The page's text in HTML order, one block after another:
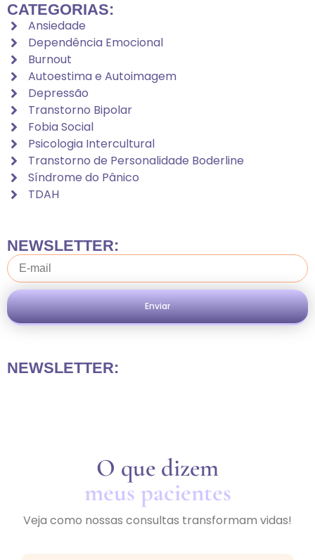
CATEGORIAS:
Ansiedade
Dependência Emocional
Burnout
Autoestima e Autoimagem
Depressão
Transtorno Bipolar
Fobia Social
Psicologia Intercultural
Transtorno de Personalidade Boderline
Síndrome do Pânico
TDAH
NEWSLETTER:
Enviar
NEWSLETTER:
O que dizem
meus pacientes
Veja como nossas consultas transformam vidas!